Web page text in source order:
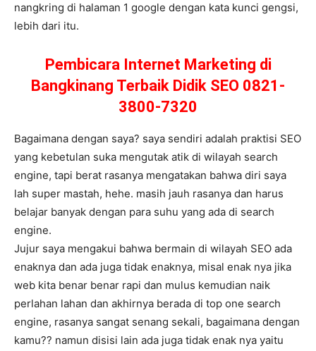
nangkring di halaman 1 google dengan kata kunci gengsi,
lebih dari itu.
Pembicara Internet Marketing di
Bangkinang Terbaik Didik SEO 0821-
3800-7320
Bagaimana dengan saya? saya sendiri adalah praktisi SEO
yang kebetulan suka mengutak atik di wilayah search
engine, tapi berat rasanya mengatakan bahwa diri saya
lah super mastah, hehe. masih jauh rasanya dan harus
belajar banyak dengan para suhu yang ada di search
engine.
Jujur saya mengakui bahwa bermain di wilayah SEO ada
enaknya dan ada juga tidak enaknya, misal enak nya jika
web kita benar benar rapi dan mulus kemudian naik
perlahan lahan dan akhirnya berada di top one search
engine, rasanya sangat senang sekali, bagaimana dengan
kamu?? namun disisi lain ada juga tidak enak nya yaitu